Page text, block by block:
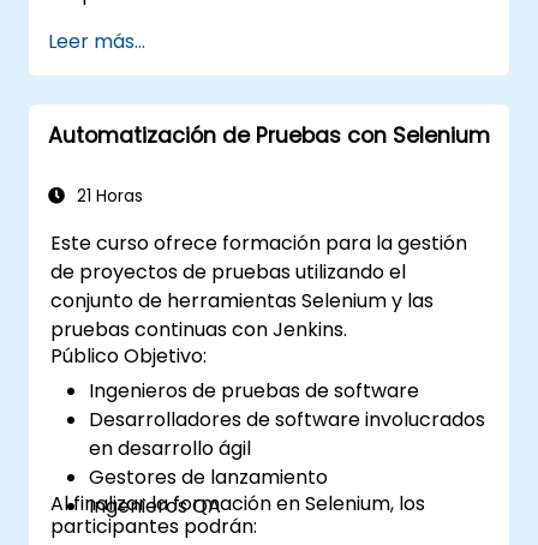
experiencia programando en C# o deseas
repasar este lenguaje, te recomendamos el
curso: C# para Ingenieros de Pruebas
Automatizadas.
Leer más...
Automatización de Pruebas con Selenium
21 Horas
Este curso ofrece formación para la gestión
de proyectos de pruebas utilizando el
conjunto de herramientas Selenium y las
pruebas continuas con Jenkins.
Público Objetivo:
Ingenieros de pruebas de software
Desarrolladores de software involucrados
en desarrollo ágil
Gestores de lanzamiento
Ingenieros QA
Al finalizar la formación en Selenium, los
participantes podrán: